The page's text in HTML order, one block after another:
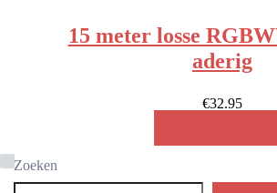
15 meter losse
aderig
€32.95
Zoeken